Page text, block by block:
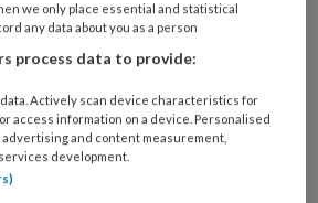
per week de
nieuwsbrief
zondag het
Kinderopvang
we only place essential and statistical
any data about you as a person
process data to provide:
Actively scan device characteristics for
access information on a device. Personalised
and content measurement,
development.